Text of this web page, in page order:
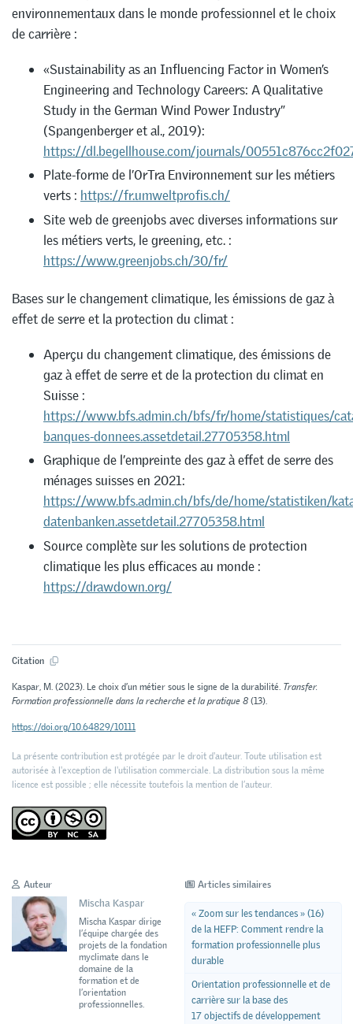
environnementaux dans le monde professionnel et le choix
de carrière :
«Sustainability as an Influencing Factor in Women’s
Engineering and Technology Careers: A Qualitative
Study in the German Wind Power Industry”
(Spangenberger et al., 2019):
https://dl.begellhouse.com/journals/
Plate-forme de l’OrTra Environnement sur les métiers
verts : https://fr.umweltprofis.ch/
Site web de greenjobs avec diverses informations sur
les métiers verts, le greening, etc. :
https://www.greenjobs.ch/30/fr/
Bases sur le changement climatique, les émissions de gaz à
effet de serre et la protection du climat :
Aperçu du changement climatique, des émissions de
gaz à effet de serre et de la protection du climat en
Suisse :
https://www.bfs.admin.ch/bfs/fr/home/statistiques/
banques-donnees.assetdetail.27705358.html
Graphique de l’empreinte des gaz à effet de serre des
ménages suisses en 2021:
https://www.bfs.admin.ch/bfs/de/home/statistiken/
datenbanken.assetdetail.27705358.html
Source complète sur les solutions de protection
climatique les plus efficaces au monde :
https://drawdown.org/
Citation
Kaspar, M. (2023). Le choix d’un métier sous le signe de la durabilité. Transfer.
Formation professionnelle dans la recherche et la pratique 8(13).
https://doi.org/10.64829/10111
La présente contribution est protégée par le droit d'auteur. Toute utilisation est
autorisée à l'exception de l'utilisation commerciale. La distribution sous la même
licence est possible ; elle nécessite toutefois la mention de l’auteur.
Auteur
Mischa Kaspar
Mischa Kaspar dirige
l’équipe chargée des
projets de la fondation
myclimate dans le
domaine de la
formation et de
l’orientation
professionnelles.
Articles similaires
« Zoom sur les tendances » (16)
de la HEFP: Comment rendre la
formation professionnelle plus
durable
Orientation professionnelle et de
carrière sur la base des
17 objectifs de développement